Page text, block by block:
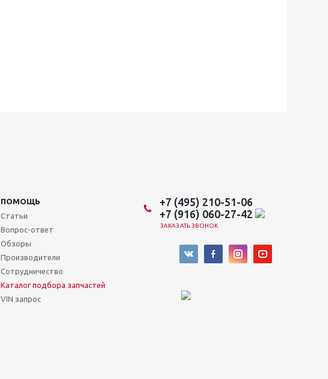
ПОМОЩЬ
Статьи
Вопрос-ответ
Обзоры
Производители
Сотрудничество
Каталог подбора запчастей
VIN запрос
+7 (495) 210-51-06
+7 (916) 060-27-42
ЗАКАЗАТЬ ЗВОНОК